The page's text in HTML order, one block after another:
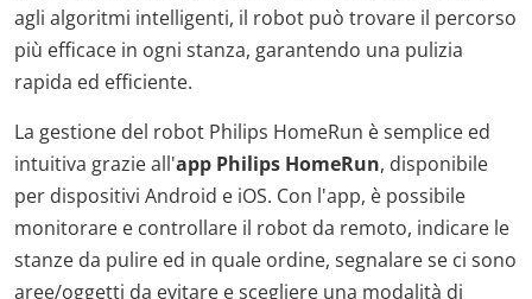
agli algoritmi intelligenti, il robot può trovare il percorso
più efficace in ogni stanza, garantendo una pulizia
rapida ed efficiente.
La gestione del robot Philips HomeRun è semplice ed
intuitiva grazie all'app Philips HomeRun, disponibile
per dispositivi Android e iOS. Con l'app, è possibile
monitorare e controllare il robot da remoto, indicare le
stanze da pulire ed in quale ordine, segnalare se ci sono
aree/oggetti da evitare e scegliere una modalità di